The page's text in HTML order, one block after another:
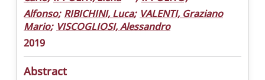
Alfonso; RIBICHINI, Luca; VALENTI, Graziano
Mario; VISCOGLIOSI, Alessandro
2019
Abstract